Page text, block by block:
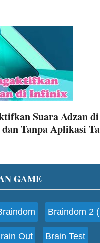
Suara Adzan
Tanpa Aplikasi
GAME
Braindom 2
Out Brain Test